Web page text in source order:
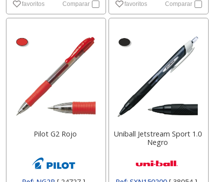
favoritos Comparar favoritos Comparar
Pilot G2 Rojo
Uniball Jetstream Sport 1.0
Negro